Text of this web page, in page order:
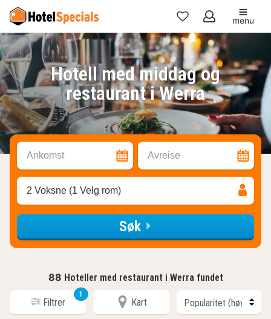
Mine
favoritter
menu
Hotell med middag og
restaurant i Werra
Ankomst Avreise
2 Voksne (1 Velg rom)
Søk
88 Hoteller med restaurant i Werra fundet
Filtrer
1
Kart